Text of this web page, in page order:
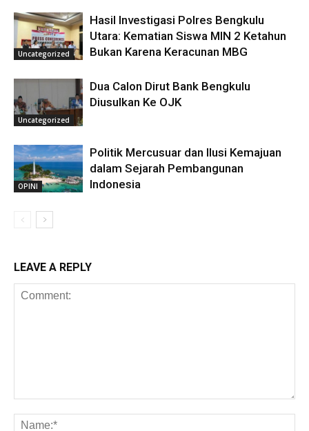
Uncategorized
Hasil Investigasi Polres Bengkulu
Utara: Kematian Siswa MIN 2 Ketahun
Bukan Karena Keracunan MBG
Uncategorized
Dua Calon Dirut Bank Bengkulu
Diusulkan Ke OJK
OPINI
Politik Mercusuar dan Ilusi Kemajuan
dalam Sejarah Pembangunan
Indonesia
LEAVE A REPLY